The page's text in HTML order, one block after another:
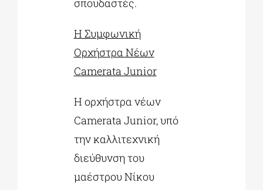
Η Συμφωνική
Ορχήστρα Νέων
Camerata Junior
Η ορχήστρα νέων
Camerata Junior, υπό
την καλλιτεχνική
διεύθυνση του
μαέστρου Νίκου